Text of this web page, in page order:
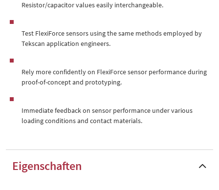
Resistor/capacitor values easily interchangeable.
Test FlexiForce sensors using the same methods employed by
Tekscan application engineers.
Rely more confidently on FlexiForce sensor performance during
proof-of-concept and prototyping.
Immediate feedback on sensor performance under various
loading conditions and contact materials.
Eigenschaften